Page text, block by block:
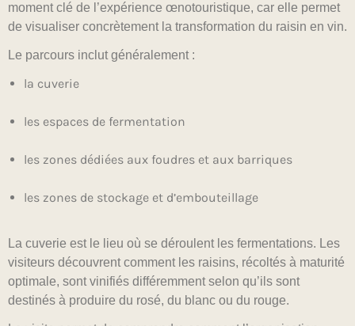
moment clé de l’expérience œnotouristique, car elle permet
de visualiser concrètement la transformation du raisin en vin.
Le parcours inclut généralement :
la cuverie
les espaces de fermentation
les zones dédiées aux foudres et aux barriques
les zones de stockage et d’embouteillage
La cuverie est le lieu où se déroulent les fermentations. Les
visiteurs découvrent comment les raisins, récoltés à maturité
optimale, sont vinifiés différemment selon qu’ils sont
destinés à produire du rosé, du blanc ou du rouge.